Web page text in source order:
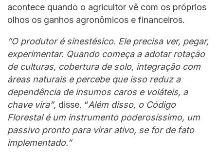
acontece quando o agricultor vê com os próprios
olhos os ganhos agronômicos e financeiros.
“O produtor é sinestésico. Ele precisa ver, pegar,
experimentar. Quando começa a adotar rotação
de culturas, cobertura de solo, integração com
áreas naturais e percebe que isso reduz a
dependência de insumos caros e voláteis, a
chave vira”, disse. “Além disso, o Código
Florestal é um instrumento poderosíssimo, um
passivo pronto para virar ativo, se for de fato
implementado.”